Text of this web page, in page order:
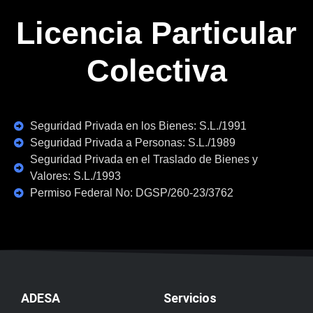
Licencia Particular
Colectiva
Seguridad Privada en los Bienes: S.L./1991
Seguridad Privada a Personas: S.L./1989
Seguridad Privada en el Traslado de Bienes y
Valores: S.L./1993
Permiso Federal No: DGSP/260-23/3762
ADESA Servicios